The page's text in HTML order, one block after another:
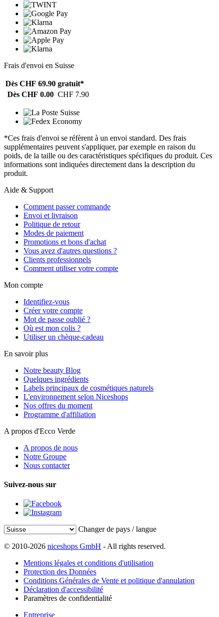
Frais d'envoi en Suisse
Dès CHF 69.90 gratuit*
Dès CHF 0.00 CHF 7.90
*Ces frais d'envoi se réfèrent à un envoi standard. Des frais
supplémentaires peuvent s'appliquer, par exemple en raison du
poids, de la taille ou des caractéristiques spécifiques du produit. Ces
informations sont indiquées directement dans la description du
produit.
Aide & Support
Comment passer commande
Envoi et livraison
Politique de retour
Modes de paiement
Promotions et bons d'achat
Vous avez d'autres questions ?
Clients professionnels
Comment utiliser votre compte
Mon compte
Identifiez-vous
Créer votre compte
Mot de passe oublié ?
Où est mon colis ?
Utiliser un chèque-cadeau
En savoir plus
Notre beauty Blog
Quelques ingrédients
Labels principaux de cosmétiques naturels
L'environnement selon Niceshops
Nos offres du moment
Programme d'affiliation
A propos d'Ecco Verde
A propos de nous
Notre Groupe
Nous contacter
Suivez-nous sur
Changer de pays / langue
© 2010-2026 niceshops GmbH - All rights reserved.
Mentions légales et conditions d'utilisation
Protection des Données
Conditions Générales de Vente et politique d'annulation
Déclaration d'accessibilité
Paramètres de confidentialité
Entreprise